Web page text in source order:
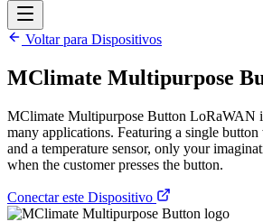
Voltar para Dispositivos
MClimate Multipurpose
MClimate Multipurpose Button LoRaWAN
many applications. Featuring a single
and a temperature sensor, only your
when the customer presses the button.
Conectar este Dispositivo